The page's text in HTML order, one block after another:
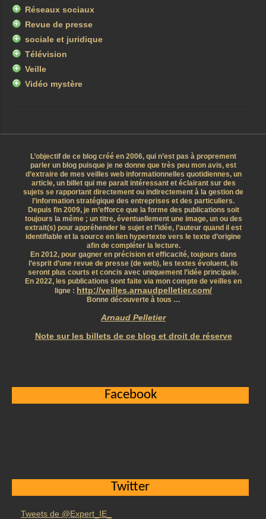
Réseaux sociaux
Revue de presse
sociale et juridique
Télévision
Veille
Vidéo mystère
L’objectif de ce blog créé en 2006, qui n’est pas à proprement
parler un blog puisque je ne donne que très peu mon avis, est
d’extraire de mes veilles web informationnelles quotidiennes, un
article, un billet qui me parait intéressant et éclairant sur des
sujets se rapportant directement ou indirectement à la gestion de
l’information stratégique des entreprises et des particuliers.
Depuis fin 2009, je m’efforce que la forme des publications soit
toujours la même ; un titre, éventuellement une image, un ou des
extrait(s) pour appréhender le sujet et l’idée, l’auteur quand il est
identifiable et la source en lien hypertexte vers le texte d’origine
afin de compléter la lecture.
En 2012, pour gagner en précision et efficacité, toujours dans
l’esprit d’une revue de presse (de web), les textes évoluent, ils
seront plus courts et concis avec uniquement l’idée principale.
En 2022, les publications sont faite via mon compte de veilles en
ligne : http://veilles.arnaudpelletier.com/
Bonne découverte à tous …
Arnaud Pelletier
Note sur les billets de ce blog et droit de réserve
Facebook
Twitter
Tweets de @Expert_IE_